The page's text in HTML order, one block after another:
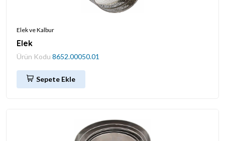
Elek ve Kalbur
Elek
Ürün Kodu 8652.00050.01
Sepete Ekle